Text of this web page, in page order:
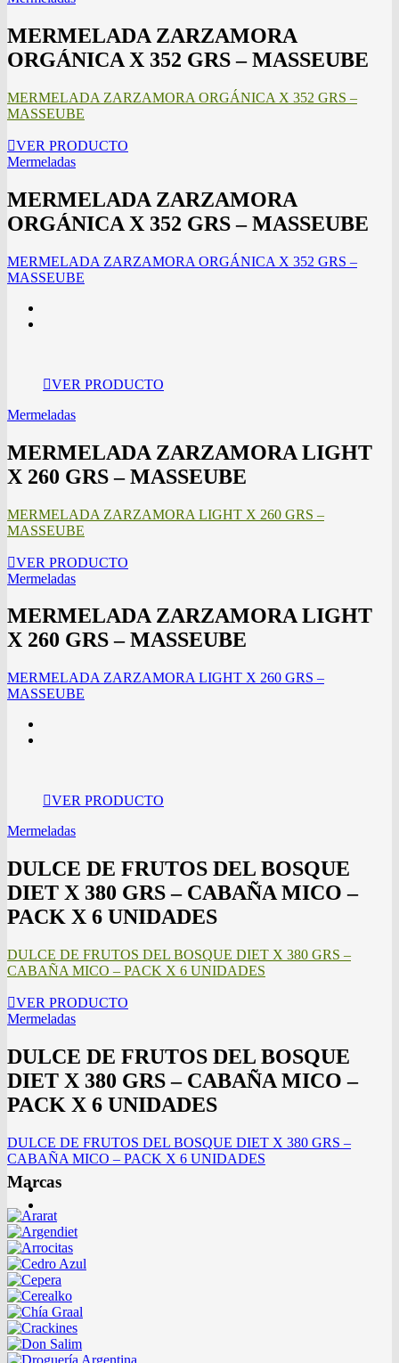
MERMELADA ZARZAMORA
ORGÁNICA X 352 GRS – MASSEUBE
MERMELADA ZARZAMORA ORGÁNICA X 352 GRS –
MASSEUBE
VER PRODUCTO
Mermeladas
MERMELADA ZARZAMORA
ORGÁNICA X 352 GRS – MASSEUBE
MERMELADA ZARZAMORA ORGÁNICA X 352 GRS –
MASSEUBE
VER PRODUCTO
Mermeladas
MERMELADA ZARZAMORA LIGHT
X 260 GRS – MASSEUBE
MERMELADA ZARZAMORA LIGHT X 260 GRS –
MASSEUBE
VER PRODUCTO
Mermeladas
MERMELADA ZARZAMORA LIGHT
X 260 GRS – MASSEUBE
MERMELADA ZARZAMORA LIGHT X 260 GRS –
MASSEUBE
VER PRODUCTO
Mermeladas
DULCE DE FRUTOS DEL BOSQUE
DIET X 380 GRS – CABAÑA MICO –
PACK X 6 UNIDADES
DULCE DE FRUTOS DEL BOSQUE DIET X 380 GRS –
CABAÑA MICO – PACK X 6 UNIDADES
VER PRODUCTO
Mermeladas
DULCE DE FRUTOS DEL BOSQUE
DIET X 380 GRS – CABAÑA MICO –
PACK X 6 UNIDADES
DULCE DE FRUTOS DEL BOSQUE DIET X 380 GRS –
CABAÑA MICO – PACK X 6 UNIDADES
Marcas